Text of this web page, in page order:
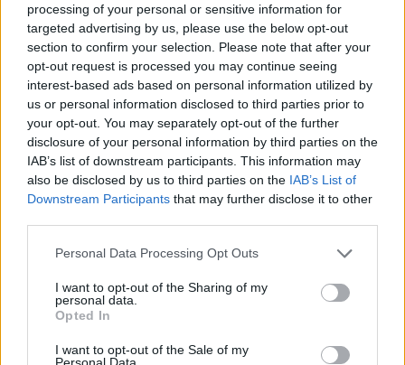
processing of your personal or sensitive information for
targeted advertising by us, please use the below opt-out
section to confirm your selection. Please note that after your
opt-out request is processed you may continue seeing
interest-based ads based on personal information utilized by
us or personal information disclosed to third parties prior to
your opt-out. You may separately opt-out of the further
disclosure of your personal information by third parties on the
IAB’s list of downstream participants. This information may
also be disclosed by us to third parties on the IAB’s List of
Downstream Participants that may further disclose it to other
Please note that this website/app uses one or more Google
not limited to your visit or usage behaviour. You may click to
grant or deny consent to Google and its third-party tags to
use your data for below specified purposes in below Google
consent section.
Personal Data Processing Opt Outs
I want to opt-out of the Sharing of my
personal data.
Opted In
I want to opt-out of the Sale of my
Personal Data.
στους λευκούς βράχους είναι τόσο έντονη που
μπορεί να σας… τσουρουφλίσει πριν καν το
καταλάβετε.